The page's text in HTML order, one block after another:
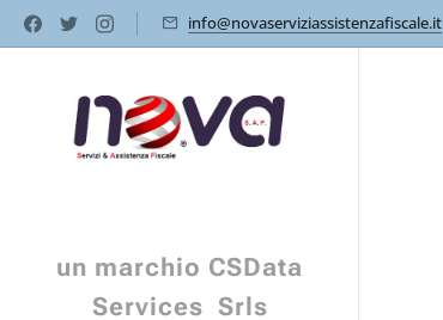
info@novaserviziassistenzafiscale.it
un marchio CSData
Services Srls